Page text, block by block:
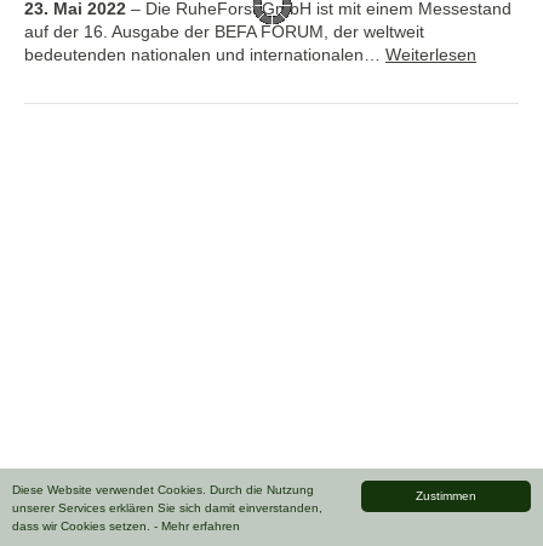
Zustimmen
Diese Website verwendet Cookies. Durch die Nutzung
unserer Services erklären Sie sich damit einverstanden,
dass wir Cookies setzen. - Mehr erfahren
23. Mai 2022 – Die RuheForst GmbH ist mit einem Messestand
auf der 16. Ausgabe der BEFA FORUM, der weltweit
bedeutenden nationalen und internationalen… Weiterlesen